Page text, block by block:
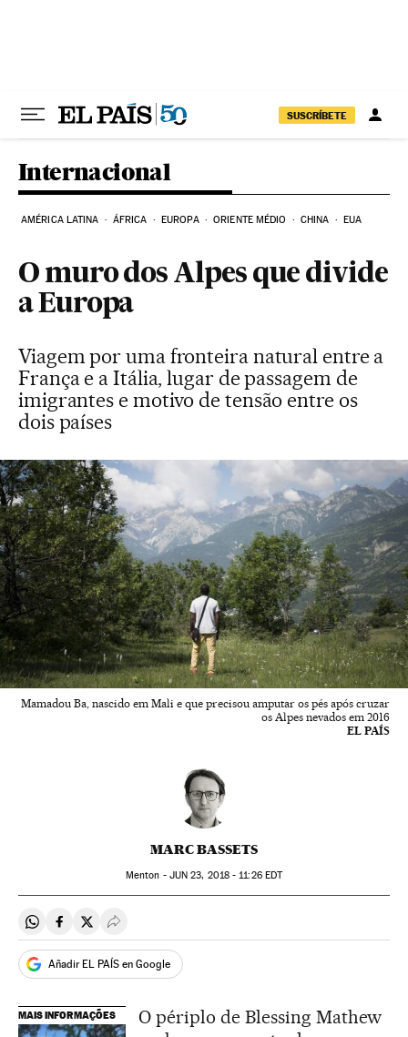
SUSCRÍBETE
Internacional
AMÉRICA LATINA ÁFRICA EUROPA ORIENTE MÉDIO CHINA EUA
O muro dos Alpes que divide
a Europa
Viagem por uma fronteira natural entre a
França e a Itália, lugar de passagem de
imigrantes e motivo de tensão entre os
dois países
Mamadou Ba, nascido em Mali e que precisou amputar os pés após cruzar
os Alpes nevados em 2016
EL PAÍS
MARC BASSETS
Menton - JUN 23, 2018 - 11:26EDT
Compartir en Whatsapp
Compartir en Facebook
Compartir en Twitter
Desplegar Redes Sociales
Añadir EL PAÍS en Google
MAIS INFORMAÇÕES
O périplo de Blessing Mathew